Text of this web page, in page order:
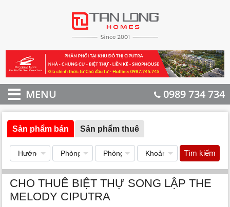
MENU 0989 734 734
Sản phẩm bán Sản phẩm thuê
Tìm kiếm
CHO THUÊ BIỆT THỰ SONG LẬP THE
MELODY CIPUTRA